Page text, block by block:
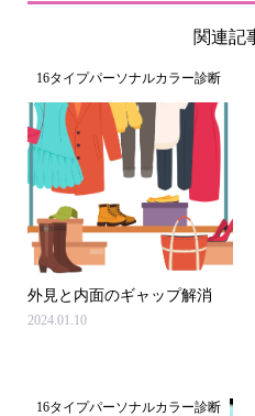
関連記
16タイプパーソナルカラー診断
外見と内面のギャップ解消
2024.01.10
16タイプパーソナルカラー診断